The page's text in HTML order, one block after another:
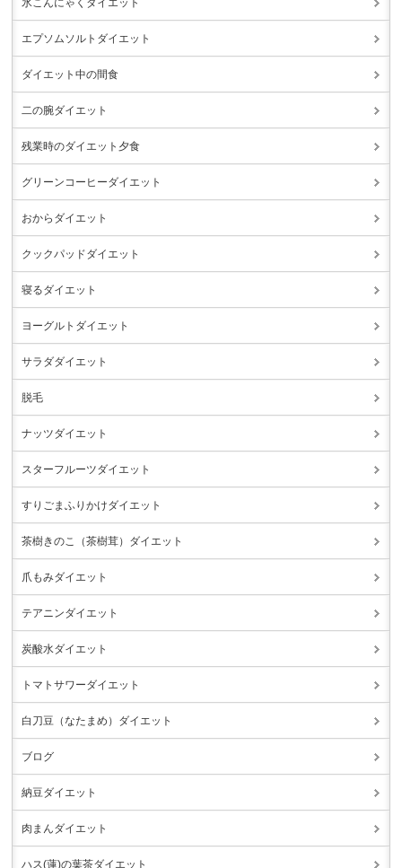
エプソムソルトダイエット
ダイエット中の間食
二の腕ダイエット
残業時のダイエット夕食
グリーンコーヒーダイエット
おからダイエット
クックパッドダイエット
寝るダイエット
ヨーグルトダイエット
サラダダイエット
脱毛
ナッツダイエット
スターフルーツダイエット
すりごまふりかけダイエット
茶樹きのこ（茶樹茸）ダイエット
爪もみダイエット
テアニンダイエット
炭酸水ダイエット
トマトサワーダイエット
白刀豆（なたまめ）ダイエット
ブログ
納豆ダイエット
肉まんダイエット
ハス(蓮)の葉茶ダイエット